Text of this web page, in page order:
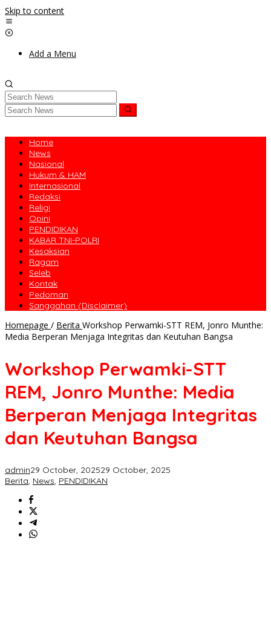
Skip to content
Add a Menu
Home
News
Nasional
Hukum & HAM
Internasional
Redaksi
Religi
Opini
PENDIDIKAN
KABAR TNI-POLRI
Kesaksian
Ragam
Seleb
Kontak
Pedoman
Sanggahan (Disclaimer)
Homepage / Berita Workshop Perwamki-STT REM, Jonro Munthe:
Media Berperan Menjaga Integritas dan Keutuhan Bangsa
Workshop Perwamki-STT
REM, Jonro Munthe: Media
Berperan Menjaga Integritas
dan Keutuhan Bangsa
admin29 October, 202529 October, 2025
Berita, News, PENDIDIKAN